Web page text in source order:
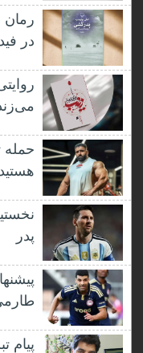
رمان
در
می‌زند/
حمله
هستید
پدر
طارمی؟
پیام